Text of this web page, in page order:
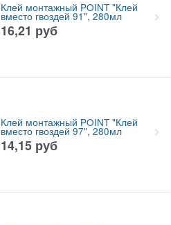
Клей монтажный POINT "Клей
вместо гвоздей 91", 280мл
16,21 руб
Клей монтажный POINT "Клей
вместо гвоздей 97", 280мл
14,15 руб